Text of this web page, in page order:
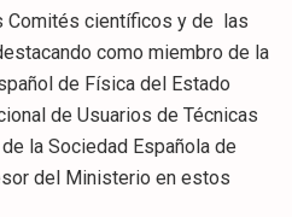
Comités científicos y de las
como miembro de la
de Física del Estado
de Usuarios de Técnicas
la Sociedad Española de
del Ministerio en estos